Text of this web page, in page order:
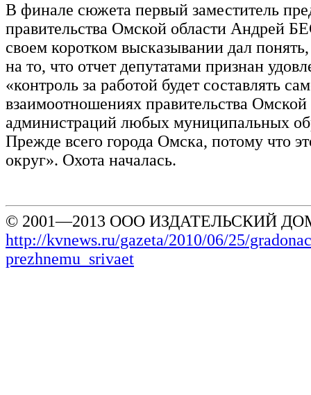
В финале сюжета первый заместитель
правительства Омской области
своем коротком высказывании дал
на то, что отчет депутатами признан
«контроль за работой будет составлять
взаимоотношениях правительства Омской
администраций любых муниципальных
Прежде всего города Омска, потому что
округ». Охота началась.
© 2001—2013 ООО ИЗДАТЕЛЬСКИЙ
http://kvnews.ru/gazeta/2010/06/25/
prezhnemu_srivaet